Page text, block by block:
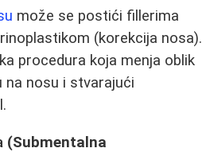
može se postići fillerima
(korekcija nosa).
procedura koja menja oblik
na nosu i stvarajući
(Submentalna